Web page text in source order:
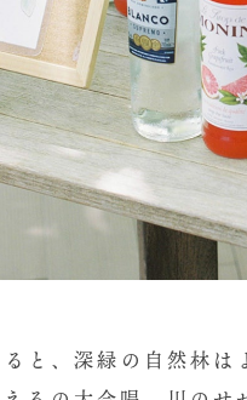
と、深緑の自然林